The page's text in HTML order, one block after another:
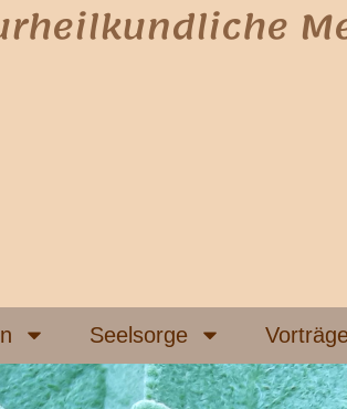
Seelsorge